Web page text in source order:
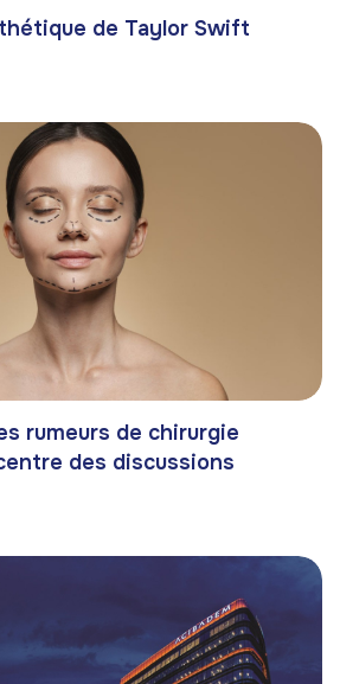
de Taylor Swift
rumeurs de chirurgie
des discussions